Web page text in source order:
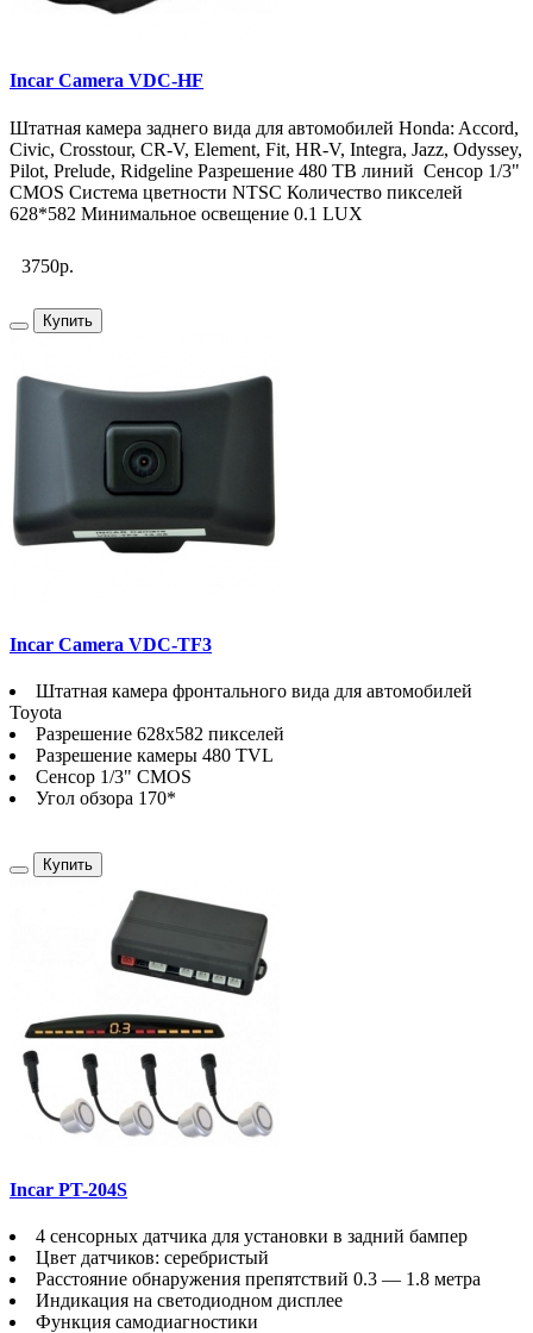
Incar Camera VDC-HF
Штатная камера заднего вида для автомобилей Honda: Accord,
Civic, Crosstour, CR-V, Element, Fit, HR-V, Integra, Jazz, Odyssey,
Pilot, Prelude, Ridgeline Разрешение 480 ТВ линий Сенсор 1/3"
CMOS Система цветности NTSC Количество пикселей
628*582 Минимальное освещение 0.1 LUX
3750р.
Купить
Incar Camera VDC-TF3
Штатная камера фронтального вида для автомобилей
Toyota
Разрешение 628х582 пикселей
Разрешение камеры 480 TVL
Сенсор 1/3" CMOS
Угол обзора 170*
Купить
Incar PT-204S
4 сенсорных датчика для установки в задний бампер
Цвет датчиков: серебристый
Расстояние обнаружения препятствий 0.3 — 1.8 метра
Индикация на светодиодном дисплее
Функция самодиагностики